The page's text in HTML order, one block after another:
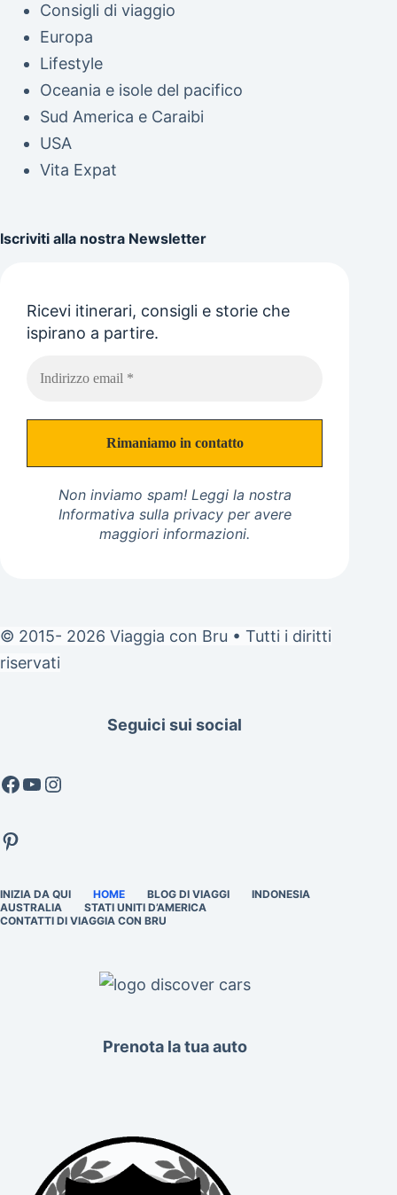
Consigli di viaggio
Europa
Lifestyle
Oceania e isole del pacifico
Sud America e Caraibi
USA
Vita Expat
Iscriviti alla nostra Newsletter
Ricevi itinerari, consigli e storie che
ispirano a partire.
Non inviamo spam! Leggi la nostra
Informativa sulla privacyper avere
maggiori informazioni.
© 2015- 2026 Viaggia con Bru • Tutti i diritti
riservati
Seguici sui social
Facebook
YouTube
Instagram
Pinterest
INIZIA DA QUI HOME BLOG DI VIAGGI
INDONESIA
AUSTRALIA
STATI UNITI D’AMERICA
CONTATTI DI VIAGGIA CON BRU
Prenota la tua auto